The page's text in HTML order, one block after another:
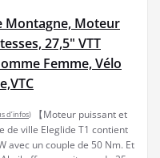
Montagne, Moteur
27,5" VTT
Femme, Vélo
d’infos)
【Moteur puissant et
de ville Eleglide T1 contient
avec un couple de 50 Nm. Et